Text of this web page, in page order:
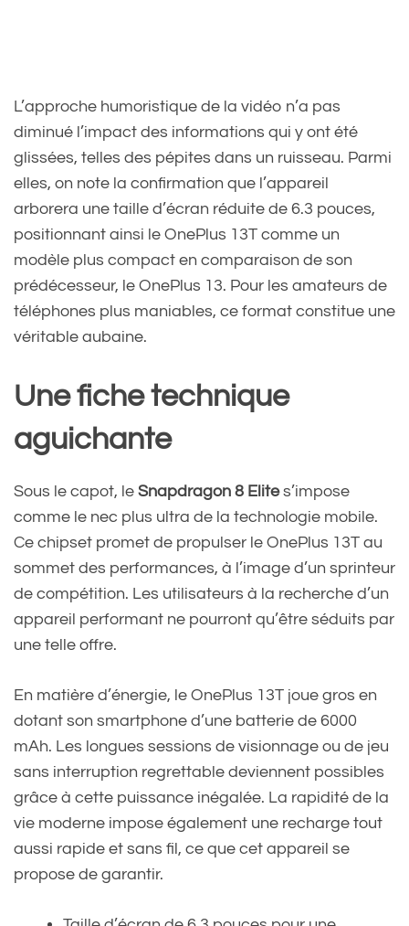
L’approche humoristique de la vidéo n’a pas
diminué l’impact des informations qui y ont été
glissées, telles des pépites dans un ruisseau. Parmi
elles, on note la confirmation que l’appareil
arborera une taille d’écran réduite de 6.3 pouces,
positionnant ainsi le OnePlus 13T comme un
modèle plus compact en comparaison de son
prédécesseur, le OnePlus 13. Pour les amateurs de
téléphones plus maniables, ce format constitue une
véritable aubaine.
Une fiche technique
aguichante
Sous le capot, le Snapdragon 8 Elites’impose
comme le nec plus ultra de la technologie mobile.
Ce chipset promet de propulser le OnePlus 13T au
sommet des performances, à l’image d’un sprinteur
de compétition. Les utilisateurs à la recherche d’un
appareil performant ne pourront qu’être séduits par
une telle offre.
En matière d’énergie, le OnePlus 13T joue gros en
dotant son smartphone d’une batterie de 6000
mAh. Les longues sessions de visionnage ou de jeu
sans interruption regrettable deviennent possibles
grâce à cette puissance inégalée. La rapidité de la
vie moderne impose également une recharge tout
aussi rapide et sans fil, ce que cet appareil se
propose de garantir.